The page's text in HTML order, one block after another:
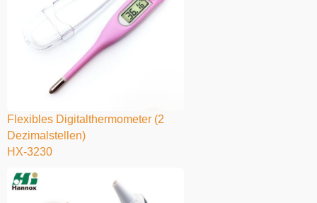
Flexibles Digitalthermometer (2
Dezimalstellen)
HX-3230